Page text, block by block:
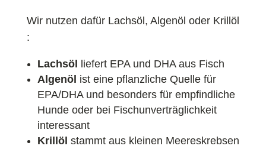
Wir nutzen dafür Lachsöl, Algenöl oder Krillöl
:
Lachsöl
liefert EPA und DHA aus Fisch
Algenöl ist eine pflanzliche Quelle für
EPA/DHA und besonders für empfindliche
Hunde oder bei Fischunverträglichkeit
interessant
Krillöl stammt aus kleinen Meereskrebsen